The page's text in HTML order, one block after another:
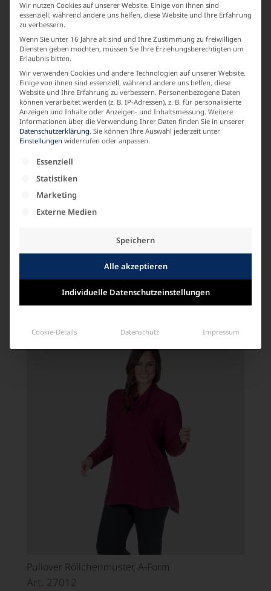
Basic
LABEL
KARIN GLASMACHER
MATERIALZUSAMMENSETZUNG
Strick Baumwolle
ARMLAENGE
Kurzarm
Basics
Pullover Röllchenmuster, A-Form
Art. 27012
Wir nutzen Cookies auf unserer Website. Einige von ihnen sind
essenziell, während andere uns helfen, diese Website und Ihre Erfahrung
zu verbessern.
Wenn Sie unter 16 Jahre alt sind und Ihre Zustimmung zu freiwilligen
Diensten geben möchten, müssen Sie Ihre Erziehungsberechtigten um
Erlaubnis bitten.
Wir verwenden Cookies und andere Technologien auf unserer Website.
Einige von ihnen sind essenziell, während andere uns helfen, diese
Website und Ihre Erfahrung zu verbessern. Personenbezogene Daten
können verarbeitet werden (z. B. IP-Adressen), z. B. für personalisierte
Anzeigen und Inhalte oder Anzeigen- und Inhaltsmessung. Weitere
Informationen über die Verwendung Ihrer Daten finden Sie in unserer
Datenschutzerklärung. Sie können Ihre Auswahl jederzeit unter
Einstellungen widerrufen oder anpassen.
Es folgt eine Liste der Service-Gruppen, für die
Essenziell
Statistiken
Marketing
Externe Medien
Speichern
Alle akzeptieren
Individuelle Datenschutzeinstellungen
Cookie-Details Datenschutz Impressum